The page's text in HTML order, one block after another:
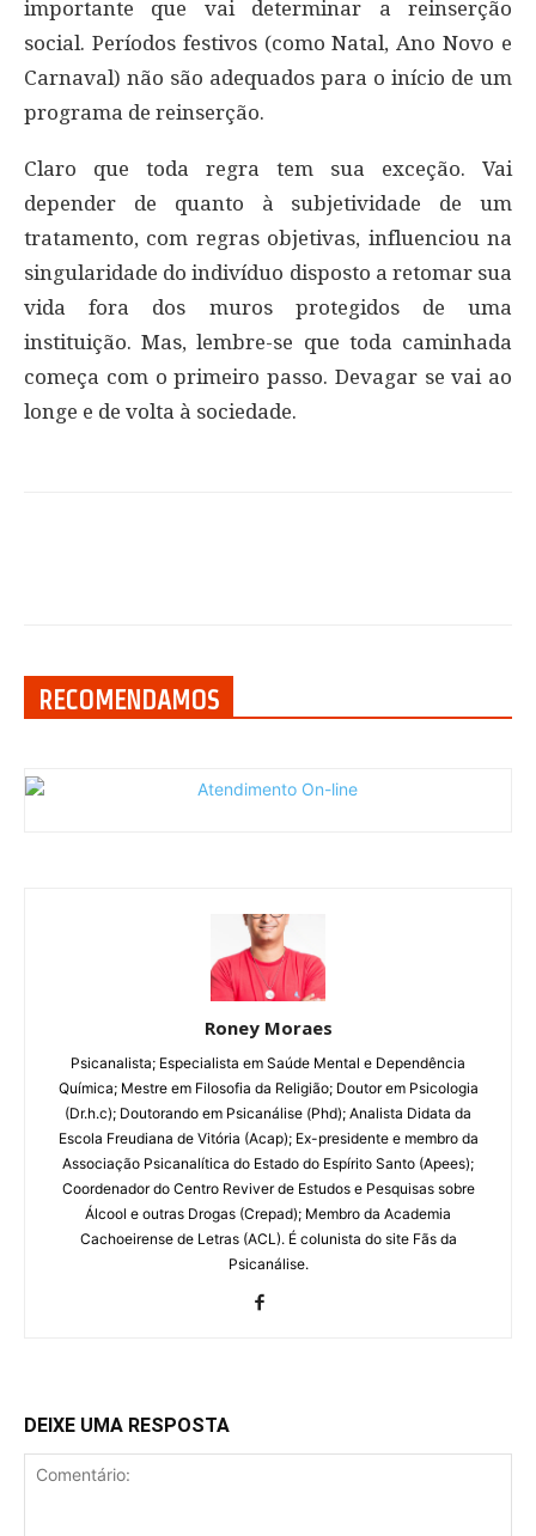
importante que vai determinar a reinserção
social. Períodos festivos (como Natal, Ano Novo e
Carnaval) não são adequados para o início de um
programa de reinserção.
Claro que toda regra tem sua exceção. Vai
depender de quanto à subjetividade de um
tratamento, com regras objetivas, influenciou na
singularidade do indivíduo disposto a retomar sua
vida fora dos muros protegidos de uma
instituição. Mas, lembre-se que toda caminhada
começa com o primeiro passo. Devagar se vai ao
longe e de volta à sociedade.
RECOMENDAMOS
Roney Moraes
Psicanalista; Especialista em Saúde Mental e Dependência
Química; Mestre em Filosofia da Religião; Doutor em Psicologia
(Dr.h.c); Doutorando em Psicanálise (Phd); Analista Didata da
Escola Freudiana de Vitória (Acap); Ex-presidente e membro da
Associação Psicanalítica do Estado do Espírito Santo (Apees);
Coordenador do Centro Reviver de Estudos e Pesquisas sobre
Álcool e outras Drogas (Crepad); Membro da Academia
Cachoeirense de Letras (ACL). É colunista do site Fãs da
Psicanálise.
DEIXE UMA RESPOSTA